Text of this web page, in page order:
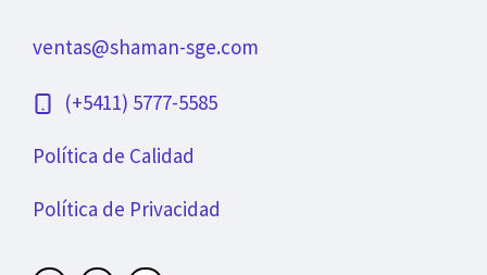
ventas@shaman-sge.com
(+5411) 5777-5585
Política de Calidad
Política de Privacidad